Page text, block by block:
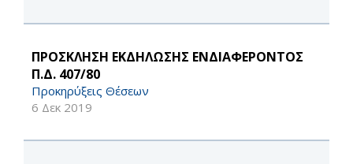
ΠΡΟΣΚΛΗΣΗ ΕΚΔΗΛΩΣΗΣ ΕΝΔΙΑΦΕΡΟΝΤΟΣ
Π.Δ. 407/80
Προκηρύξεις Θέσεων
6 Δεκ 2019